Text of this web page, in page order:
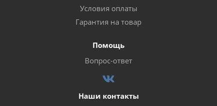
Условия оплаты
Гарантия на товар
Помощь
Вопрос-ответ
Наши контакты